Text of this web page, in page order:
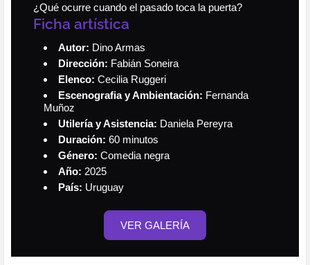
¿Qué ocurre cuando el pasado toca la puerta?
Ficha artística
Autor: Dino Armas
Dirección: Fabián Soneira
Elenco: Cecilia Ruggeri
Escenografia y Ambientación: Fernanda
Muñoz
Utilería y Asistencia: Daniela Pereyra
Duración: 60 minutos
Género: Comedia negra
Año: 2025
País: Uruguay
VER GALERÍA